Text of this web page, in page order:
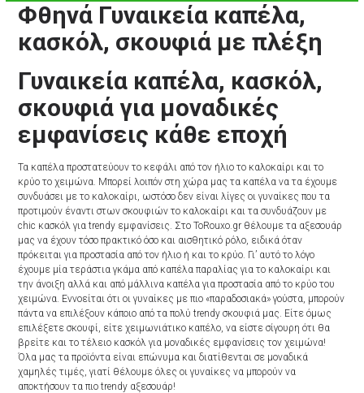
Φθηνά Γυναικεία καπέλα,
κασκόλ, σκουφιά με πλέξη
Γυναικεία καπέλα, κασκόλ,
σκουφιά για μοναδικές
εμφανίσεις κάθε εποχή
Τα καπέλα προστατεύουν το κεφάλι από τον ήλιο το καλοκαίρι και το
κρύο το χειμώνα. Μπορεί λοιπόν στη χώρα μας τα καπέλα να τα έχουμε
συνδυάσει με το καλοκαίρι, ωστόσο δεν είναι λίγες οι γυναίκες που τα
προτιμούν έναντι στων σκουφιών το καλοκαίρι και τα συνδυάζουν με
chic κασκόλ για trendy εμφανίσεις. Στο ToRouxo.gr θέλουμε τα αξεσουάρ
μας να έχουν τόσο πρακτικό όσο και αισθητικό ρόλο, ειδικά όταν
πρόκειται για προστασία από τον ήλιο ή και το κρύο. Γι’ αυτό το λόγο
έχουμε μία τεράστια γκάμα από καπέλα παραλίας για το καλοκαίρι και
την άνοιξη αλλά και από μάλλινα καπέλα για προστασία από το κρύο του
χειμώνα. Εννοείται ότι οι γυναίκες με πιο «παραδοσιακά» γούστα, μπορούν
πάντα να επιλέξουν κάποιο από τα πολύ trendy σκουφιά μας. Είτε όμως
επιλέξετε σκουφί, είτε χειμωνιάτικο καπέλο, να είστε σίγουρη ότι θα
βρείτε και το τέλειο κασκόλ για μοναδικές εμφανίσεις τον χειμώνα!
Όλα μας τα προϊόντα είναι επώνυμα και διατίθενται σε μοναδικά
χαμηλές τιμές, γιατί θέλουμε όλες οι γυναίκες να μπορούν να
αποκτήσουν τα πιο trendy αξεσουάρ!